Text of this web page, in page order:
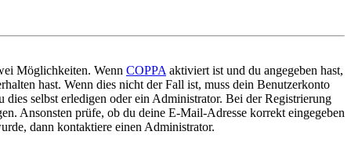
Möglichkeiten. Wenn COPPA aktiviert ist und du angegeben hast,
hast. Wenn dies nicht der Fall ist, muss dein Benutzerkonto
selbst erledigen oder ein Administrator. Bei der Registrierung
Ansonsten prüfe, ob du deine E-Mail-Adresse korrekt eingegeben
dann kontaktiere einen Administrator.